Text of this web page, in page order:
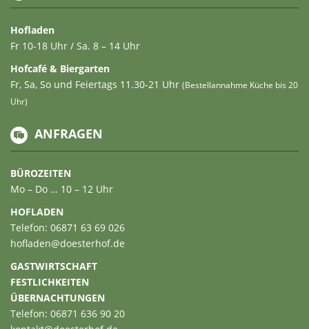
Hofladen
Fr 10-18 Uhr / Sa. 8 – 14 Uhr
Hofcafé & Biergarten
Fr, Sa, So und Feiertags 11.30-21 Uhr (Bestellannahme Küche bis 20
Uhr)
ANFRAGEN
BÜROZEITEN
Mo – Do … 10 – 12 Uhr
HOFLADEN
Telefon: 06871 63 69 026
hofladen@doesterhof.de
GASTWIRTSCHAFT
FESTLICHKEITEN
ÜBERNACHTUNGEN
Telefon: 06871 636 90 20